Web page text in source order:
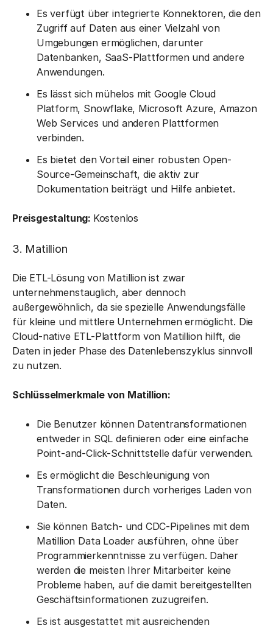
Es verfügt über integrierte Konnektoren, die den
Zugriff auf Daten aus einer Vielzahl von
Umgebungen ermöglichen, darunter
Datenbanken, SaaS-Plattformen und andere
Anwendungen.
Es lässt sich mühelos mit Google Cloud
Platform, Snowflake, Microsoft Azure, Amazon
Web Services und anderen Plattformen
verbinden.
Es bietet den Vorteil einer robusten Open-
Source-Gemeinschaft, die aktiv zur
Dokumentation beiträgt und Hilfe anbietet.
Preisgestaltung: Kostenlos
3. Matillion
Die ETL-Lösung von Matillion ist zwar
unternehmenstauglich, aber dennoch
außergewöhnlich, da sie spezielle Anwendungsfälle
für kleine und mittlere Unternehmen ermöglicht. Die
Cloud-native ETL-Plattform von Matillion hilft, die
Daten in jeder Phase des Datenlebenszyklus sinnvoll
zu nutzen.
Schlüsselmerkmale von Matillion:
Die Benutzer können Datentransformationen
entweder in SQL definieren oder eine einfache
Point-and-Click-Schnittstelle dafür verwenden.
Es ermöglicht die Beschleunigung von
Transformationen durch vorheriges Laden von
Daten.
Sie können Batch- und CDC-Pipelines mit dem
Matillion Data Loader ausführen, ohne über
Programmierkenntnisse zu verfügen. Daher
werden die meisten Ihrer Mitarbeiter keine
Probleme haben, auf die damit bereitgestellten
Geschäftsinformationen zuzugreifen.
Es ist ausgestattet mit ausreichenden